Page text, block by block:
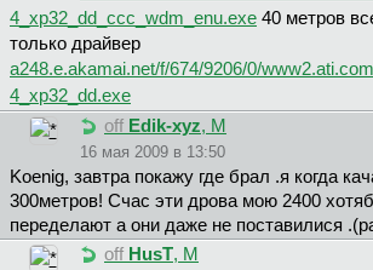
4_xp32_dd_ccc_wdm_enu.exe 40 метров
только драйвер
a248.e.akamai.net/f/674/9206/0/
4_xp32_dd.exe
off Edik-xyz, М
16 мая 2009 в 13:50
Koenig, завтра покажу где брал .я когда
300метров! Счас эти дрова мою 2400
переделают а они даже не поставилися
off HusT, М